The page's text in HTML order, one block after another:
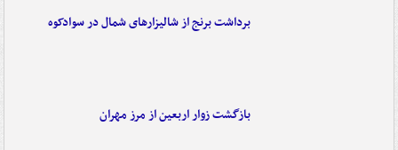
برداشت برنج از شالیزارهای شمال در سوادکوه
بازگشت زوار اربعین از مرز مهران